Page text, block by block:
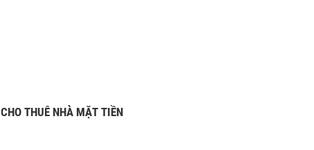
CHO THUÊ NHÀ MẶT TIỀN